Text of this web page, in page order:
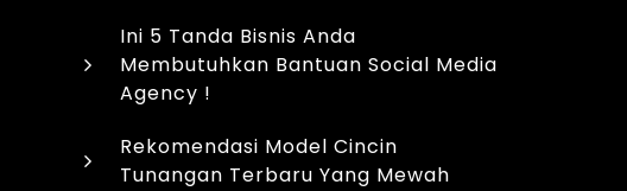
Ini 5 Tanda Bisnis Anda
Membutuhkan Bantuan Social Media
Agency !
Rekomendasi Model Cincin
Tunangan Terbaru Yang Mewah